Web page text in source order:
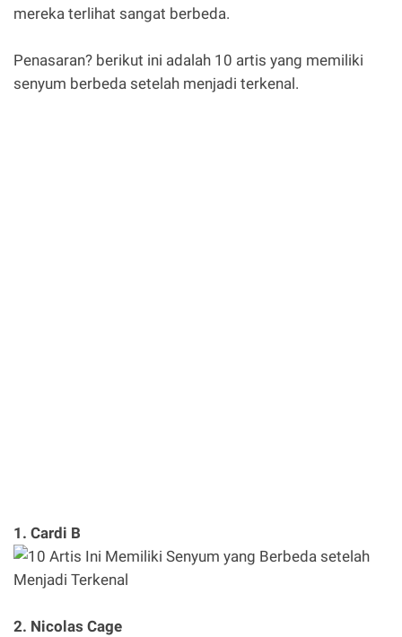
mereka terlihat sangat berbeda.
Penasaran? berikut ini adalah 10 artis yang memiliki
senyum berbeda setelah menjadi terkenal.
1. Cardi B
2. Nicolas Cage